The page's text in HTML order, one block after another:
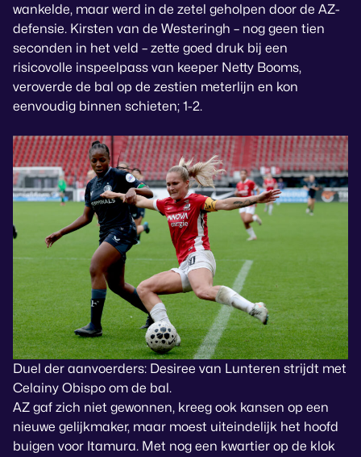
wankelde, maar werd in de zetel geholpen door de AZ-
defensie. Kirsten van de Westeringh – nog geen tien
seconden in het veld – zette goed druk bij een
risicovolle inspeelpass van keeper Netty Booms,
veroverde de bal op de zestien meterlijn en kon
eenvoudig binnen schieten; 1-2.
Duel der aanvoerders: Desiree van Lunteren strijdt met
Celainy Obispo om de bal.
AZ gaf zich niet gewonnen, kreeg ook kansen op een
nieuwe gelijkmaker, maar moest uiteindelijk het hoofd
buigen voor Itamura. Met nog een kwartier op de klok